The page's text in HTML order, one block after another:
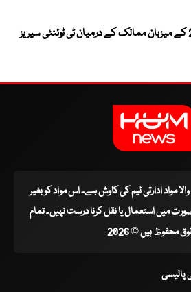
ورلڈ کپ 2027 کے میزبان ممالک کے درمیان ٹی ٹوئنٹی سیریز
مواد ادارتی ٹیم کی کاوش ہے۔ اس مواد کو بغیر
میں استعمال یا نقل کرنا درست نہیں۔ تمام
محفوظ ہیں © 2026
پالیسی